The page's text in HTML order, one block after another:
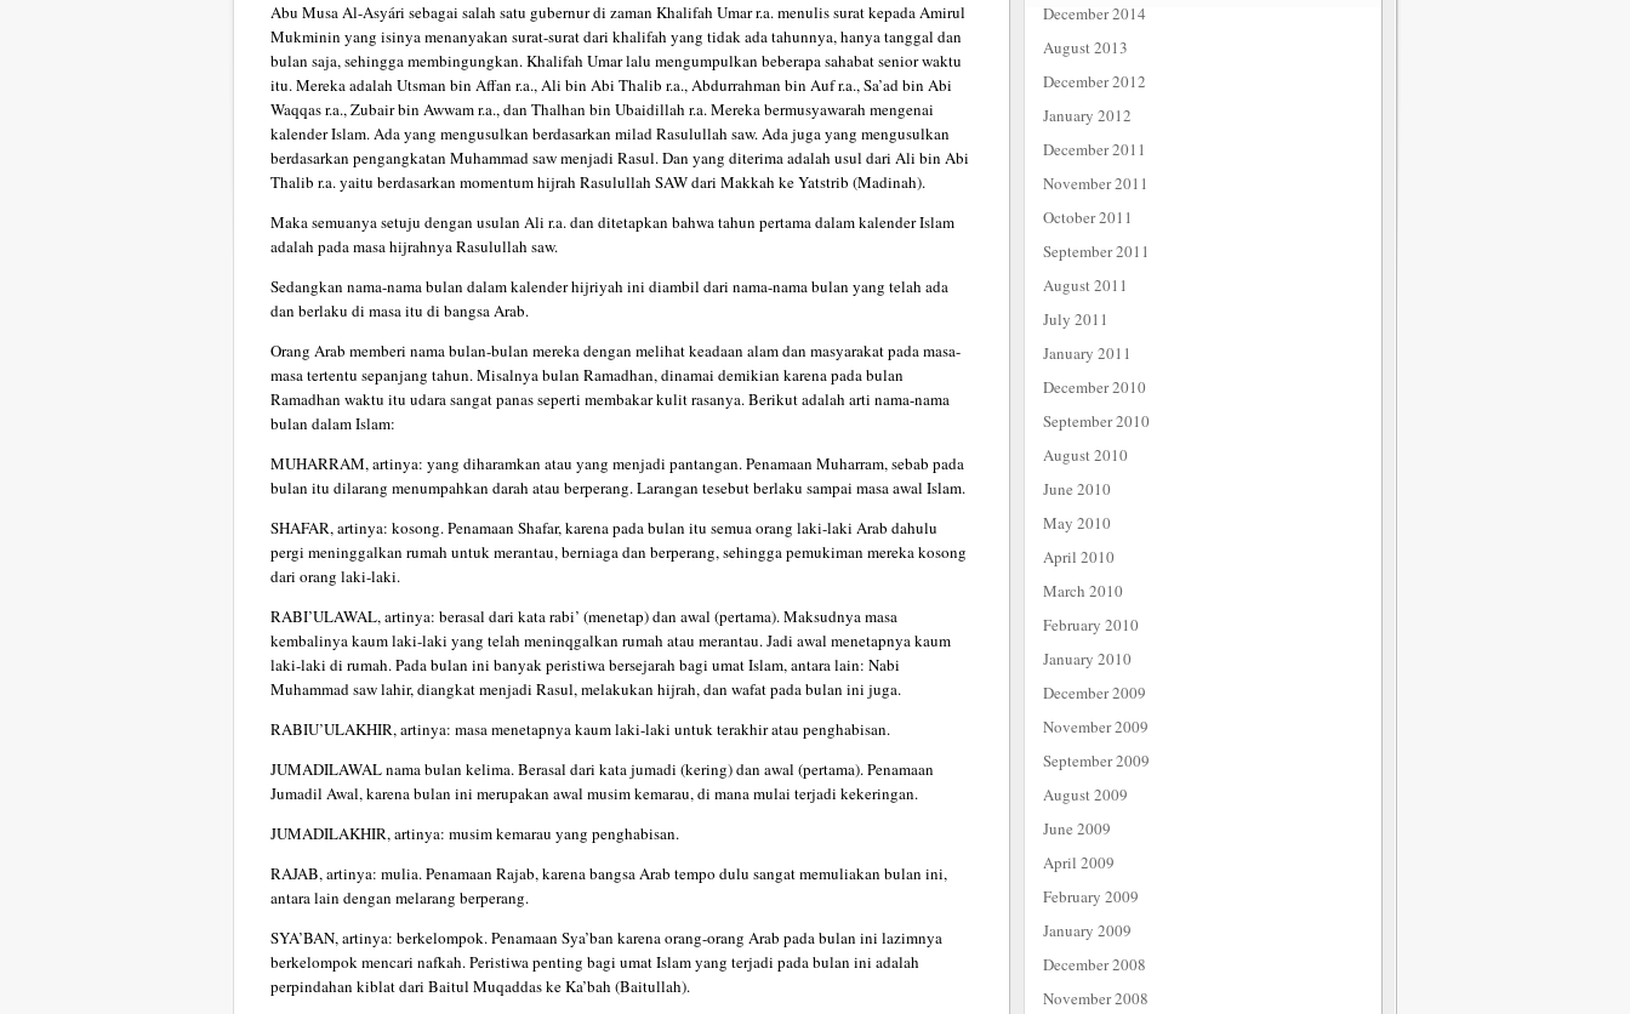
Abu Musa Al-Asyári sebagai salah satu gubernur di zaman Khalifah Umar r.a. menulis surat kepada Amirul
Mukminin yang isinya menanyakan surat-surat dari khalifah yang tidak ada tahunnya, hanya tanggal dan
bulan saja, sehingga membingungkan. Khalifah Umar lalu mengumpulkan beberapa sahabat senior waktu
itu. Mereka adalah Utsman bin Affan r.a., Ali bin Abi Thalib r.a., Abdurrahman bin Auf r.a., Sa’ad bin Abi
Waqqas r.a., Zubair bin Awwam r.a., dan Thalhan bin Ubaidillah r.a. Mereka bermusyawarah mengenai
kalender Islam. Ada yang mengusulkan berdasarkan milad Rasulullah saw. Ada juga yang mengusulkan
berdasarkan pengangkatan Muhammad saw menjadi Rasul. Dan yang diterima adalah usul dari Ali bin Abi
Thalib r.a. yaitu berdasarkan momentum hijrah Rasulullah SAW dari Makkah ke Yatstrib (Madinah).
Maka semuanya setuju dengan usulan Ali r.a. dan ditetapkan bahwa tahun pertama dalam kalender Islam
adalah pada masa hijrahnya Rasulullah saw.
Sedangkan nama-nama bulan dalam kalender hijriyah ini diambil dari nama-nama bulan yang telah ada
dan berlaku di masa itu di bangsa Arab.
Orang Arab memberi nama bulan-bulan mereka dengan melihat keadaan alam dan masyarakat pada masa-
masa tertentu sepanjang tahun. Misalnya bulan Ramadhan, dinamai demikian karena pada bulan
Ramadhan waktu itu udara sangat panas seperti membakar kulit rasanya. Berikut adalah arti nama-nama
bulan dalam Islam:
MUHARRAM, artinya: yang diharamkan atau yang menjadi pantangan. Penamaan Muharram, sebab pada
bulan itu dilarang menumpahkan darah atau berperang. Larangan tesebut berlaku sampai masa awal Islam.
SHAFAR, artinya: kosong. Penamaan Shafar, karena pada bulan itu semua orang laki-laki Arab dahulu
pergi meninggalkan rumah untuk merantau, berniaga dan berperang, sehingga pemukiman mereka kosong
dari orang laki-laki.
RABI’ULAWAL, artinya: berasal dari kata rabi’ (menetap) dan awal (pertama). Maksudnya masa
kembalinya kaum laki-laki yang telah meninqgalkan rumah atau merantau. Jadi awal menetapnya kaum
laki-laki di rumah. Pada bulan ini banyak peristiwa bersejarah bagi umat Islam, antara lain: Nabi
Muhammad saw lahir, diangkat menjadi Rasul, melakukan hijrah, dan wafat pada bulan ini juga.
RABIU’ULAKHIR, artinya: masa menetapnya kaum laki-laki untuk terakhir atau penghabisan.
JUMADILAWAL nama bulan kelima. Berasal dari kata jumadi (kering) dan awal (pertama). Penamaan
Jumadil Awal, karena bulan ini merupakan awal musim kemarau, di mana mulai terjadi kekeringan.
JUMADILAKHIR, artinya: musim kemarau yang penghabisan.
RAJAB, artinya: mulia. Penamaan Rajab, karena bangsa Arab tempo dulu sangat memuliakan bulan ini,
antara lain dengan melarang berperang.
SYA’BAN, artinya: berkelompok. Penamaan Sya’ban karena orang-orang Arab pada bulan ini lazimnya
berkelompok mencari nafkah. Peristiwa penting bagi umat Islam yang terjadi pada bulan ini adalah
perpindahan kiblat dari Baitul Muqaddas ke Ka’bah (Baitullah).
December 2014
August 2013
December 2012
January 2012
December 2011
November 2011
October 2011
September 2011
August 2011
July 2011
January 2011
December 2010
September 2010
August 2010
June 2010
May 2010
April 2010
March 2010
February 2010
January 2010
December 2009
November 2009
September 2009
August 2009
June 2009
April 2009
February 2009
January 2009
December 2008
November 2008